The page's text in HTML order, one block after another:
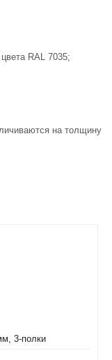
RAL 7035;
на толщину
3-полки